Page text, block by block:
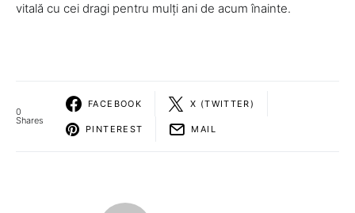
vitală cu cei dragi pentru mulți ani de acum înainte.
0
Shares
FACEBOOK X (TWITTER)
PINTEREST MAIL